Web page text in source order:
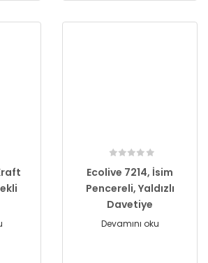
Ecolive 7214, İsim
Pencereli, Yaldızlı
Davetiye
Devamını oku